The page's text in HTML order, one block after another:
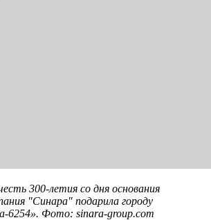
300-летия со дня основания
"Синара" подарила городу
6254». Фото: sinara-group.com